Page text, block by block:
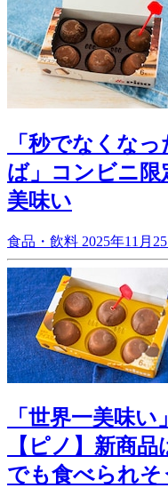
「秒でなくな
ば」コンビニ限
美味い
食品・飲料 2025年11月25
「世界一美味
【ピノ】新商
でも食べられそ